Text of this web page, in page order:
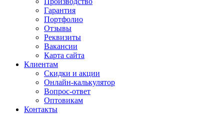
Гарантия
Портфолио
Отзывы
Реквизиты
Вакансии
Карта сайта
Клиентам
Скидки и акции
Онлайн-калькулятор
Вопрос-ответ
Оптовикам
Контакты